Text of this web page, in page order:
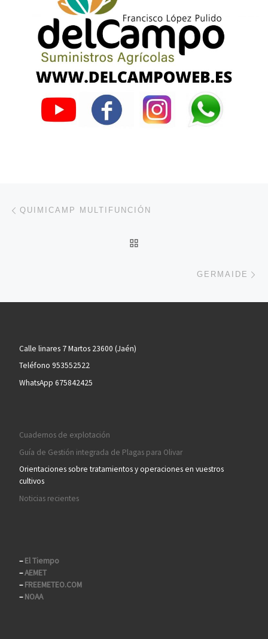
Navegación de entradas
QUIMICAMP MULTIFUNCIÓN
GERMAIDE
Calle linares 7 Martos 23600 (Jaén)
Teléfono 953552522
WhatsApp 675842425
Cuadernos de explotación
Guía de Gestión integrada de Plagas para Olivar
Orientaciones sobre tratamientos y operaciones en vuestros
cultivos
Noticias recientes
–El Tiempo
–AEMET
–FREEMETEO.COM
–NOAA